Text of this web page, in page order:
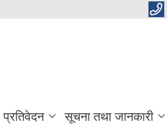
प्रतिवेदन सूचना तथा जानकारी